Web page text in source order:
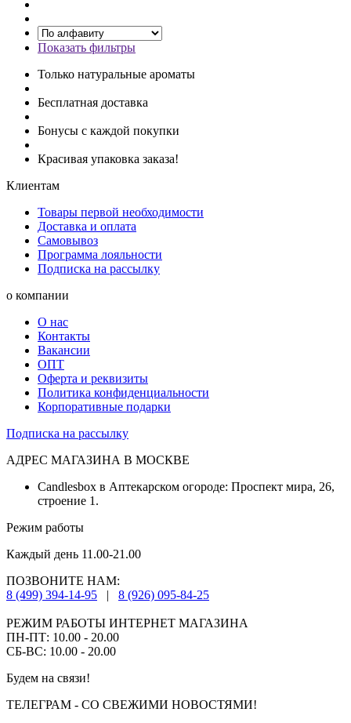
Показать фильтры
Только натуральные ароматы
Бесплатная доставка
Бонусы с каждой покупки
Красивая упаковка заказа!
Клиентам
Товары первой необходимости
Доставка и оплата
Самовывоз
Программа лояльности
Подписка на рассылку
о компании
О нас
Контакты
Вакансии
ОПТ
Оферта и реквизиты
Политика конфиденциальности
Корпоративные подарки
Подписка на рассылку
АДРЕС МАГАЗИНА В МОСКВЕ
Candlesbox в Аптекарском огороде: Проспект мира, 26,
строение 1.
Режим работы
Каждый день 11.00-21.00
ПОЗВОНИТЕ НАМ:
8 (499) 394-14-95
| 8 (926) 095-84-25
РЕЖИМ РАБОТЫ ИНТЕРНЕТ МАГАЗИНА
ПН-ПТ: 10.00 - 20.00
СБ-ВС: 10.00 - 20.00
Будем на связи!
ТЕЛЕГРАМ - СО СВЕЖИМИ НОВОСТЯМИ!